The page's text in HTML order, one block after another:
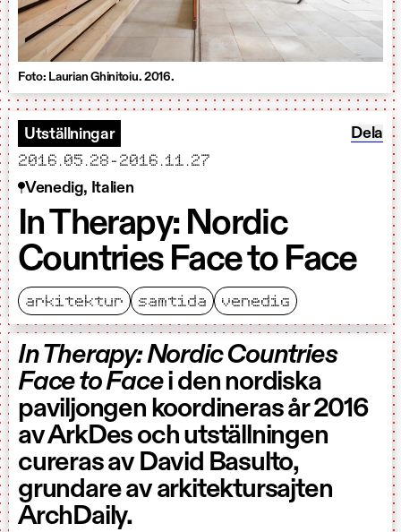
Foto: Laurian Ghinitoiu. 2016.
Utställningar
startar
2016.05.28- slutar
2016.11.27
Dela
Dela
Venedig, Italien
In Therapy: Nordic
Countries Face to Face
arkitektur samtida venedig
In Therapy: Nordic Countries
Face to Facei den nordiska
paviljongen koordineras år 2016
av ArkDes och utställningen
cureras av David Basulto,
grundare av arkitektursajten
ArchDaily.